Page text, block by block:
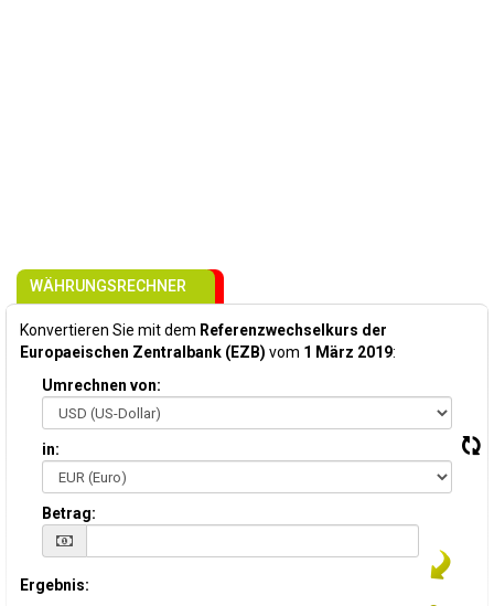
WÄHRUNGSRECHNER
Konvertieren Sie mit dem Referenzwechselkurs der
Europaeischen Zentralbank (EZB) vom 1 März 2019:
Umrechnen von:
in:
Betrag:
Ergebnis: